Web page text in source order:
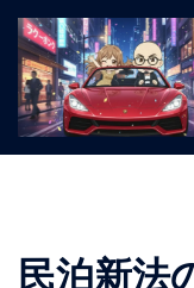
民泊新法